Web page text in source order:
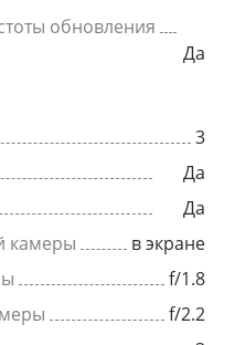
обновления
Да
3
Да
Да
камеры
в экране
f/1.8
f/2.2